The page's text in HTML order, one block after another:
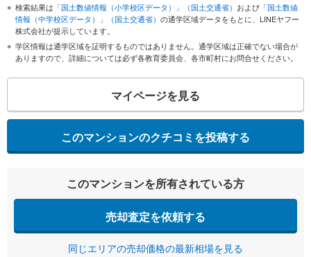
検索結果は 「国土数値情報（小学校区データ）」（国土交通省） および 「国土数値
情報（中学校区データ）」（国土交通省） の通学区域データをもとに、LINEヤフー
株式会社が提示しています。
学区情報は通学区域を証明するものではありません。通学区域は正確でない場合が
ありますので、詳細については必ず各教育委員会、各市町村にお問合せください。
マイページを見る
このマンションのクチコミを投稿する
このマンションを所有されている方
売却査定を依頼する
同じエリアの売却価格の最新相場を見る